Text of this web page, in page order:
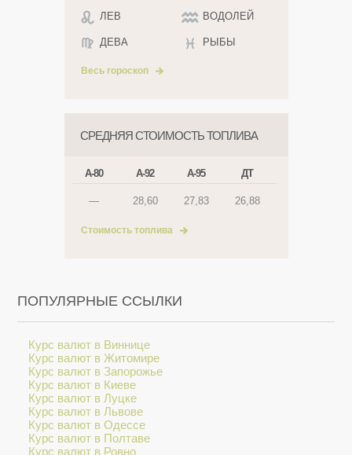
ЛЕВ
ДЕВА
ВОДОЛЕЙ
РЫБЫ
Весь гороскоп
СРЕДНЯЯ СТОИМОСТЬ ТОПЛИВА
А-80 А-92 А-95 ДТ
— 28,60 27,83 26,88
Стоимость топлива
ПОПУЛЯРНЫЕ ССЫЛКИ
Курс валют в Виннице
Курс валют в Житомире
Курс валют в Запорожье
Курс валют в Киеве
Курс валют в Луцке
Курс валют в Львове
Курс валют в Одессе
Курс валют в Полтаве
Курс валют в Ровно